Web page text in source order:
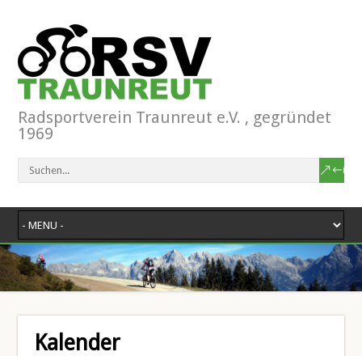
Radsportverein Traunreut e.V. , gegründet
1969
Kalender